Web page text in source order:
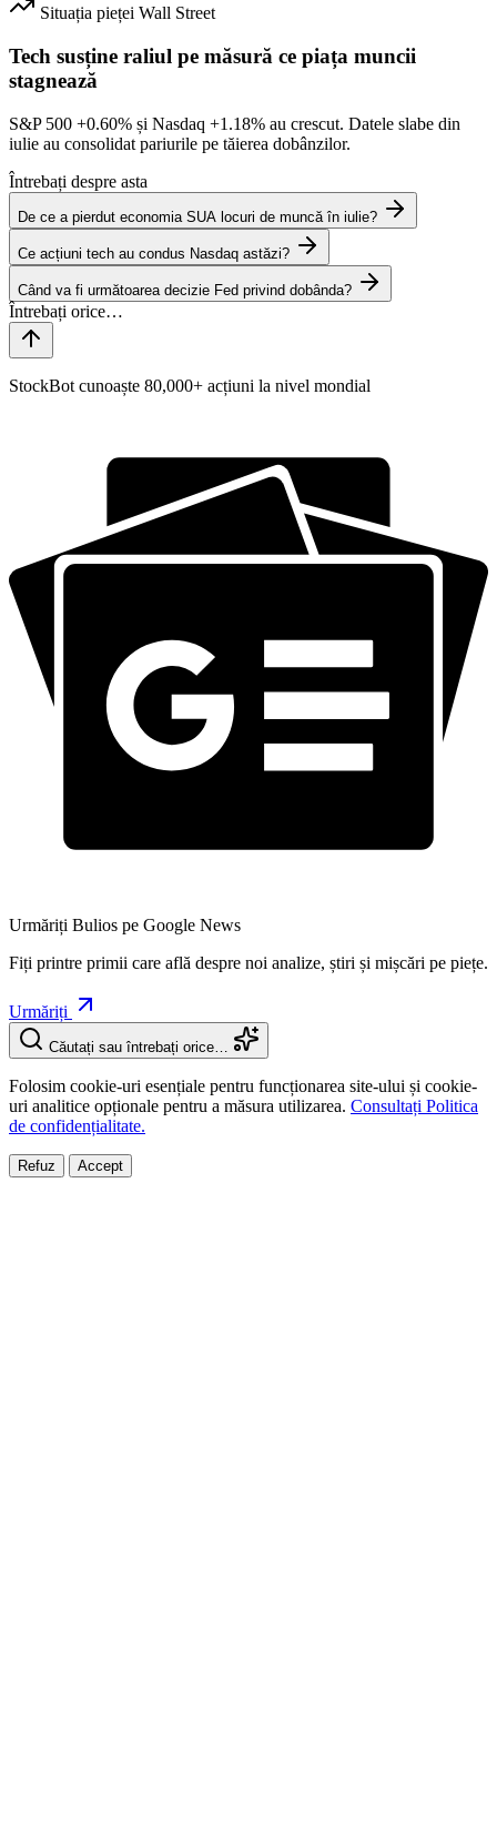
Situația pieței Wall Street
Tech susține raliul pe măsură ce piața muncii
stagnează
S&P 500 +0.60% și Nasdaq +1.18% au crescut. Datele slabe din
iulie au consolidat pariurile pe tăierea dobânzilor.
Întrebați despre asta
De ce a pierdut economia SUA locuri de muncă în iulie?
Ce acțiuni tech au condus Nasdaq astăzi?
Când va fi următoarea decizie Fed privind dobânda?
StockBot cunoaște 80,000+ acțiuni la nivel mondial
Urmăriți Bulios pe Google News
Fiți printre primii care află despre noi analize, știri și mișcări pe piețe.
Urmăriți
Căutați sau întrebați orice…
Folosim cookie-uri esențiale pentru funcționarea site-ului și cookie-
uri analitice opționale pentru a măsura utilizarea. Consultați Politica
de confidențialitate.
Refuz Accept